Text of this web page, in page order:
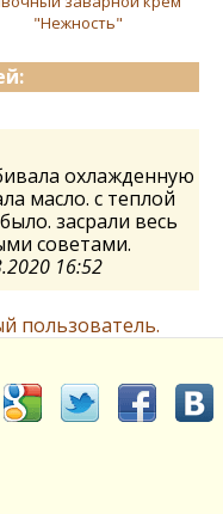
"Нежность"
охлажденную
масло. с теплой
засрали весь
советами.
16:52
пользователь.